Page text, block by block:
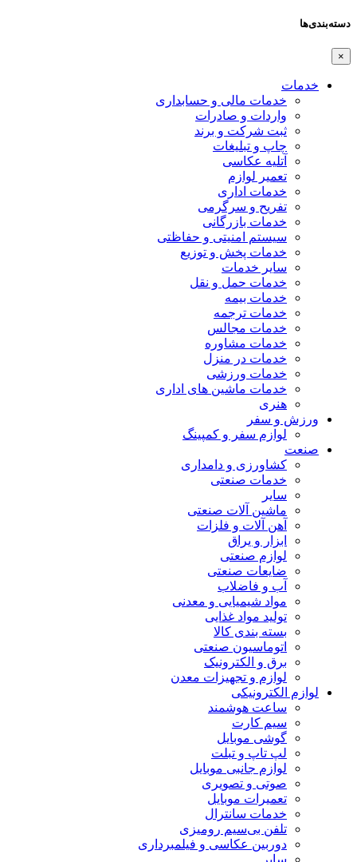
دسته‌بندی‌ها
×
خدمات
خدمات مالی و حسابداری
واردات و صادرات
ثبت شرکت و برند
چاپ و تبلیغات
آتلیه عکاسی
تعمیر لوازم
خدمات اداری
تفریح و سرگرمی
خدمات بازرگانی
سیستم امنیتی و حفاظتی
خدمات پخش و توزیع
سایر خدمات
خدمات حمل و نقل
خدمات بیمه
خدمات ترجمه
خدمات مجالس
خدمات مشاوره
خدمات در منزل
خدمات ورزشی
خدمات ماشین های اداری
هنری
ورزش و سفر
لوازم سفر و کمپینگ
صنعت
کشاورزی و دامداری
خدمات صنعتی
سایر
ماشین آلات صنعتی
آهن آلات و فلزات
ابزار و یراق
لوازم صنعتی
ضایعات صنعتی
آب و فاضلاب
مواد شیمیایی و معدنی
تولید مواد غذایی
بسته بندی کالا
اتوماسیون صنعتی
برق و الکترونیک
لوازم و تجهیزات معدن
لوازم الکترونیکی
ساعت هوشمند
سیم کارت
گوشی موبایل
لپ تاپ و تبلت
لوازم جانبی موبایل
صوتی و تصویری
تعمیرات موبایل
خدمات سانترال
تلفن بی‌سیم رومیزی
دوربین عکاسی و فیلمبرداری